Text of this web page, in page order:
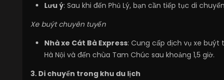
Lưu ý: Sau khi đến Phủ Lý, bạn cần tiếp tục di
Xe buýt chuyên tuyến
Nhà xe Cát Bà Express: Cung cấp dịch vụ xe buýt
Hà Nội và đến chùa Tam Chúc sau khoảng 1,5 giờ.
3. Di chuyển trong khu du lịch